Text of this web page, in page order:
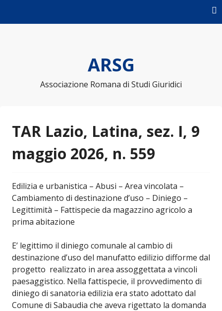
ARSG
Associazione Romana di Studi Giuridici
TAR Lazio, Latina, sez. I, 9
maggio 2026, n. 559
Edilizia e urbanistica – Abusi – Area vincolata –
Cambiamento di destinazione d’uso – Diniego –
Legittimità – Fattispecie da magazzino agricolo a
prima abitazione
E’ legittimo il diniego comunale al cambio di
destinazione d’uso del manufatto edilizio difforme dal
progetto realizzato in area assoggettata a vincoli
paesaggistico. Nella fattispecie, il provvedimento di
diniego di sanatoria edilizia era stato adottato dal
Comune di Sabaudia che aveva rigettato la domanda